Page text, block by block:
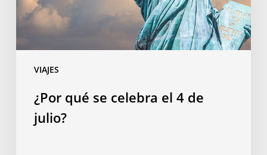
VIAJES
julio?
¿Por qué se celebra el 4 de
julio?